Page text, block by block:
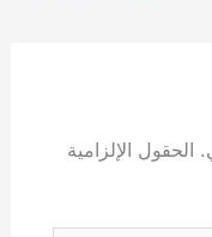
الحقول الإلزامية